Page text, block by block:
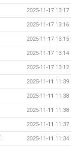
2025-11-17 13:17
2025-11-17 13:16
2025-11-17 13:15
2025-11-17 13:14
2025-11-17 13:12
2025-11-11 11:39
2025-11-11 11:38
2025-11-11 11:38
2025-11-11 11:37
2025-11-11 11:34